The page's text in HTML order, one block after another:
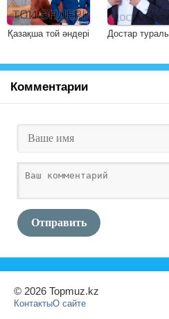
Қазақша той әндері Достар
Комментарии
Отправить
© 2026 Topmuz.kz
КонтактыО сайте